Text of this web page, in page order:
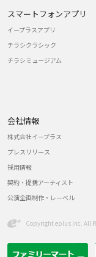
スマートフォンアプリ
イープラスアプリ
チラシクラシック
チラシミュージアム
会社情報
株式会社イープラス
プレスリリース
採用情報
契約・提携アーティスト
公演企画制作・レーベル
Copyright eplus inc. All